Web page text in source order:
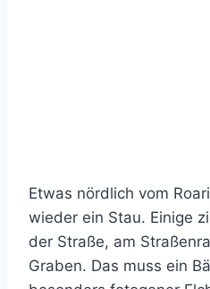
Etwas nördlich vom
wieder ein Stau. Einige
der Straße, am
Graben. Das muss ein